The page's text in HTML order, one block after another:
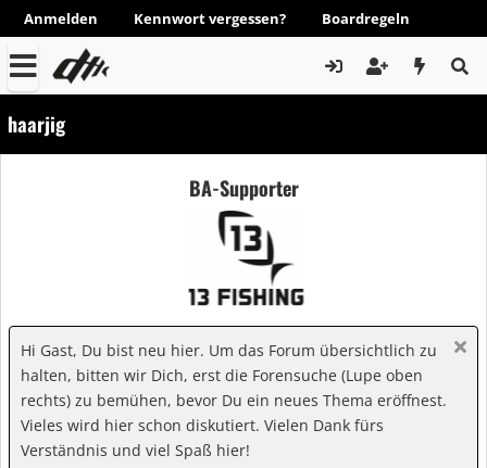
Anmelden Kennwort vergessen? Boardregeln
haarjig
BA-Supporter
Hi Gast, Du bist neu hier. Um das Forum übersichtlich zu
halten, bitten wir Dich, erst die Forensuche (Lupe oben
rechts) zu bemühen, bevor Du ein neues Thema eröffnest.
Vieles wird hier schon diskutiert. Vielen Dank fürs
Verständnis und viel Spaß hier!